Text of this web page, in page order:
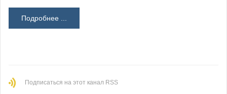
Подробнее ...
Подписаться на этот канал RSS